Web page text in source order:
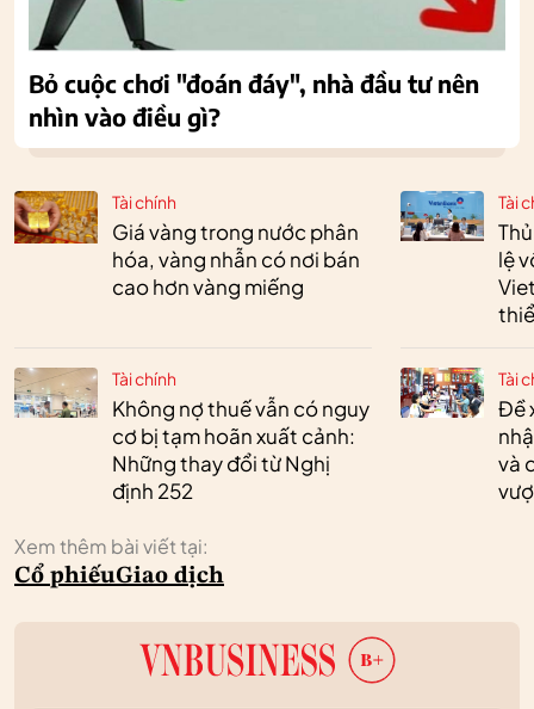
Tài chính
Giá vàng trong nước phân
hóa, vàng nhẫn có nơi bán
cao hơn vàng miếng
Tài chính
Không nợ thuế vẫn có nguy
cơ bị tạm hoãn xuất cảnh:
Những thay đổi từ Nghị
định 252
Tài
lệ
Tài
Đề
và
Xem thêm bài viết tại:
Cổ phiếuGiao dịch
Bỏ cuộc chơi "đoán đáy", nhà đầu tư nên
nhìn vào điều gì?